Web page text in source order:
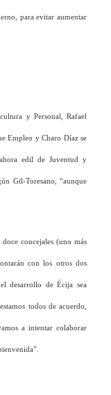
para evitar aumentar
y Personal, Rafael
Empleo y Charo Díaz se
ahora edil de Juventud y
Gil-Toresano, “aunque
concejales (uno más
con los otros dos
desarrollo de Écija sea
todos de acuerdo,
a intentar colaborar